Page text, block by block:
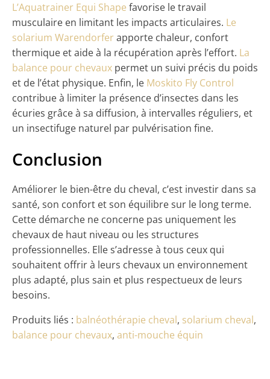
L’Aquatrainer Equi Shape favorise le travail
musculaire en limitant les impacts articulaires. Le
solarium Warendorferapporte chaleur, confort
thermique et aide à la récupération après l’effort. La
balance pour chevaux permet un suivi précis du poids
et de l’état physique. Enfin, le Moskito Fly Control
contribue à limiter la présence d’insectes dans les
écuries grâce à sa diffusion, à intervalles réguliers, et
un insectifuge naturel par pulvérisation fine.
Conclusion
Améliorer le bien-être du cheval, c’est investir dans sa
santé, son confort et son équilibre sur le long terme.
Cette démarche ne concerne pas uniquement les
chevaux de haut niveau ou les structures
professionnelles. Elle s’adresse à tous ceux qui
souhaitent offrir à leurs chevaux un environnement
plus adapté, plus sain et plus respectueux de leurs
besoins.
Produits liés : balnéothérapie cheval, solarium cheval,
balance pour chevaux, anti-mouche équin